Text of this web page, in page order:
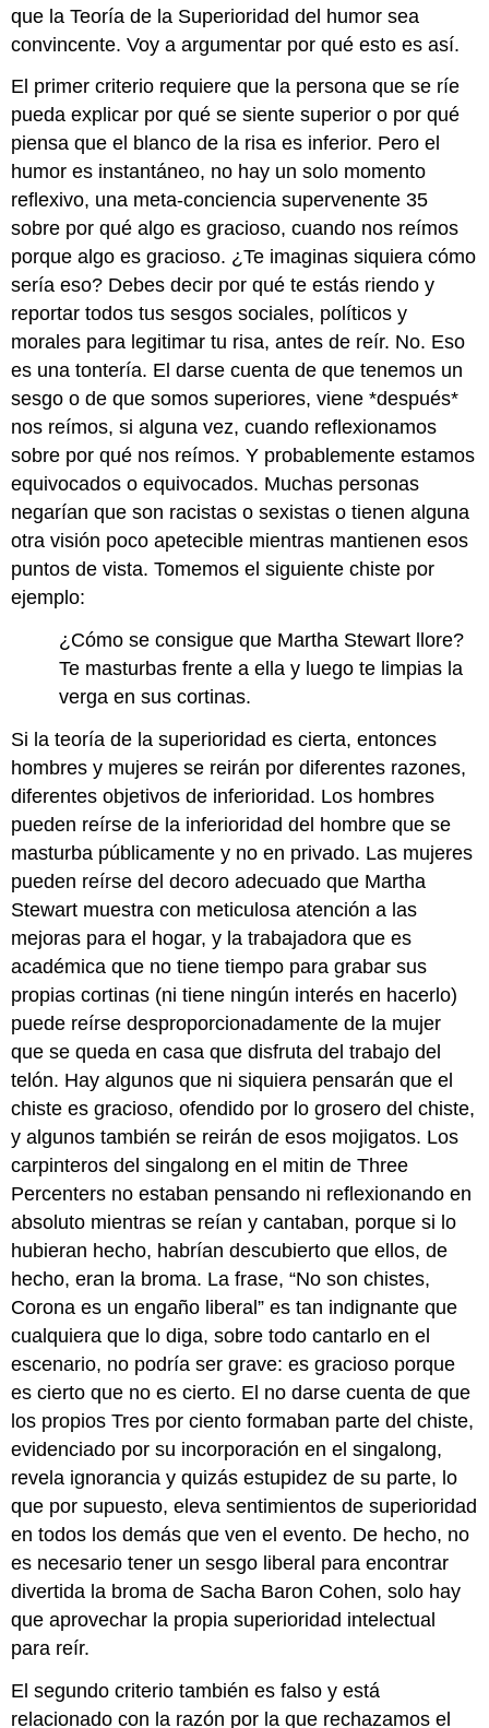
que la Teoría de la Superioridad del humor sea
convincente. Voy a argumentar por qué esto es así.
El primer criterio requiere que la persona que se ríe
pueda explicar por qué se siente superior o por qué
piensa que el blanco de la risa es inferior. Pero el
humor es instantáneo, no hay un solo momento
reflexivo, una meta-conciencia supervenente 35
sobre por qué algo es gracioso, cuando nos reímos
porque algo es gracioso. ¿Te imaginas siquiera cómo
sería eso? Debes decir por qué te estás riendo y
reportar todos tus sesgos sociales, políticos y
morales para legitimar tu risa, antes de reír. No. Eso
es una tontería. El darse cuenta de que tenemos un
sesgo o de que somos superiores, viene *después*
nos reímos, si alguna vez, cuando reflexionamos
sobre por qué nos reímos. Y probablemente estamos
equivocados o equivocados. Muchas personas
negarían que son racistas o sexistas o tienen alguna
otra visión poco apetecible mientras mantienen esos
puntos de vista. Tomemos el siguiente chiste por
ejemplo:
¿Cómo se consigue que Martha Stewart llore?
Te masturbas frente a ella y luego te limpias la
verga en sus cortinas.
Si la teoría de la superioridad es cierta, entonces
hombres y mujeres se reirán por diferentes razones,
diferentes objetivos de inferioridad. Los hombres
pueden reírse de la inferioridad del hombre que se
masturba públicamente y no en privado. Las mujeres
pueden reírse del decoro adecuado que Martha
Stewart muestra con meticulosa atención a las
mejoras para el hogar, y la trabajadora que es
académica que no tiene tiempo para grabar sus
propias cortinas (ni tiene ningún interés en hacerlo)
puede reírse desproporcionadamente de la mujer
que se queda en casa que disfruta del trabajo del
telón. Hay algunos que ni siquiera pensarán que el
chiste es gracioso, ofendido por lo grosero del chiste,
y algunos también se reirán de esos mojigatos. Los
carpinteros del singalong en el mitin de Three
Percenters no estaban pensando ni reflexionando en
absoluto mientras se reían y cantaban, porque si lo
hubieran hecho, habrían descubierto que ellos, de
hecho, eran la broma. La frase, “No son chistes,
Corona es un engaño liberal” es tan indignante que
cualquiera que lo diga, sobre todo cantarlo en el
escenario, no podría ser grave: es gracioso porque
es cierto que no es cierto. El no darse cuenta de que
los propios Tres por ciento formaban parte del chiste,
evidenciado por su incorporación en el singalong,
revela ignorancia y quizás estupidez de su parte, lo
que por supuesto, eleva sentimientos de superioridad
en todos los demás que ven el evento. De hecho, no
es necesario tener un sesgo liberal para encontrar
divertida la broma de Sacha Baron Cohen, solo hay
que aprovechar la propia superioridad intelectual
para reír.
El segundo criterio también es falso y está
relacionado con la razón por la que rechazamos el